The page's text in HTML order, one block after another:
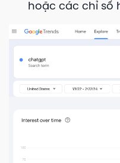
hoặc các chỉ số